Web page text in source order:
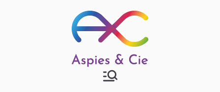
Aspies & Cie